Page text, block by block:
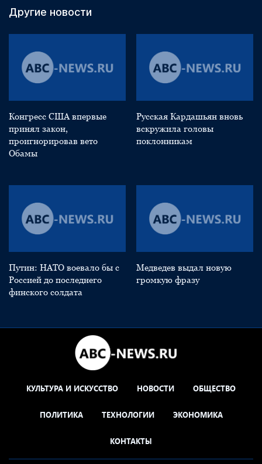
Другие новости
Конгресс США впервые
принял закон,
проигнорировав вето
Обамы
Русская Кардашьян вновь
вскружила головы
поклонникам
Путин: НАТО воевало бы с
Россией до последнего
финского солдата
Медведев выдал новую
громкую фразу
КУЛЬТУРА И ИСКУССТВО НОВОСТИ ОБЩЕСТВО
ПОЛИТИКА ТЕХНОЛОГИИ ЭКОНОМИКА
КОНТАКТЫ